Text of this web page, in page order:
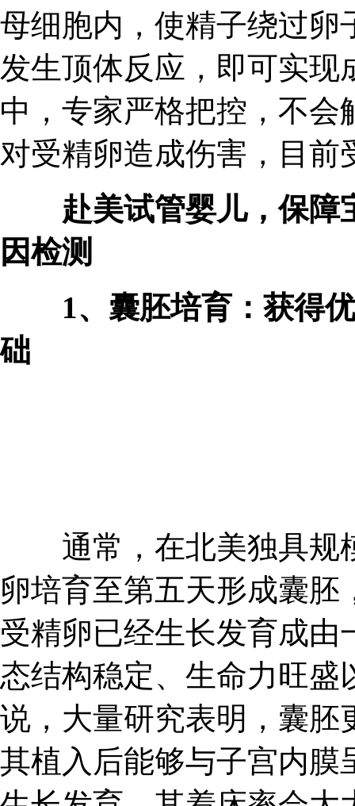
母细胞内，使精子绕过卵
发生顶体反应，即可实现
中，专家严格把控，不
对受精卵造成伤害，目前
赴美试管婴儿，保障
因检测
1、囊胚培育：获得
础
通常，在北美独具规
卵培育至第五天形成囊
受精卵已经生长发育成
态结构稳定、生命力旺盛
说，大量研究表明，囊胚
其植入后能够与子宫内膜